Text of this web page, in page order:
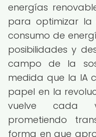
energías
para optimizar la
consumo de
posibilidades y
campo de la
medida que la IA
papel en la
vuelve cada
prometiendo
forma en que